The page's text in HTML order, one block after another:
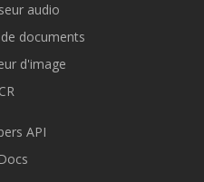
audio
documents
d'image
API